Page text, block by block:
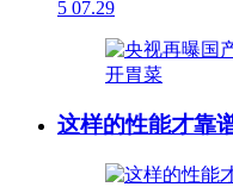
5 07.29
这样的性能才靠